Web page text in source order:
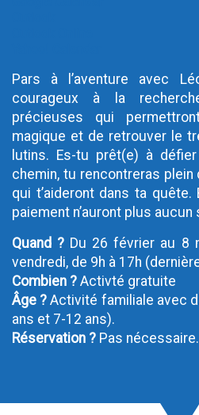
Pars à l’aventure avec
courageux à la
précieuses qui
magique et de retrouver le
lutins. Es-tu prêt(e) à
chemin, tu rencontreras
qui t’aideront dans ta
paiement n’auront plus
Quand ? Du 26 février au 8
vendredi, de 9h à 17h
Combien ? Activté gratuite
Âge ? Activité familiale avec
ans et 7-12 ans).
Réservation ? Pas nécessaire.